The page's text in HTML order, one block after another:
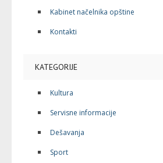
Kabinet načelnika opštine
Kontakti
KATEGORIJE
Kultura
Servisne informacije
Dešavanja
Sport